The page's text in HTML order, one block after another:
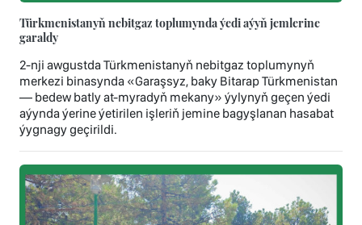
Türkmenistanyň nebitgaz toplumynda ýedi aýyň jemlerine
garaldy
2-nji awgustda Türkmenistanyň nebitgaz toplumynyň
merkezi binasynda «Garaşsyz, baky Bitarap Türkmenistan
— bedew batly at-myradyň mekany» ýylynyň geçen ýedi
aýynda ýerine ýetirilen işleriň jemine bagyşlanan hasabat
ýygnagy geçirildi.